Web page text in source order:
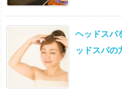
ヘッドスパ
ッドスパの